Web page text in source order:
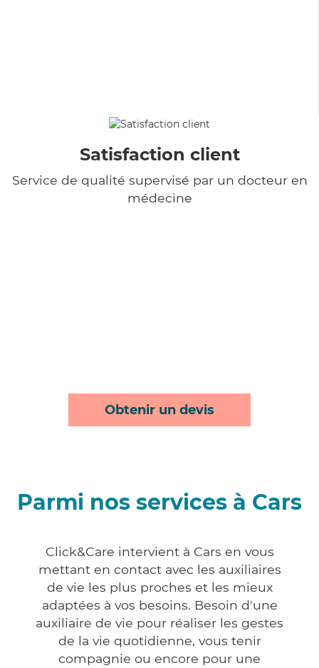
Satisfaction client
Service de qualité supervisé par un docteur en
médecine
Obtenir un devis
Parmi nos services à Cars
Click&Care intervient à Cars en vous
mettant en contact avec les auxiliaires
de vie les plus proches et les mieux
adaptées à vos besoins. Besoin d'une
auxiliaire de vie pour réaliser les gestes
de la vie quotidienne, vous tenir
compagnie ou encore pour une